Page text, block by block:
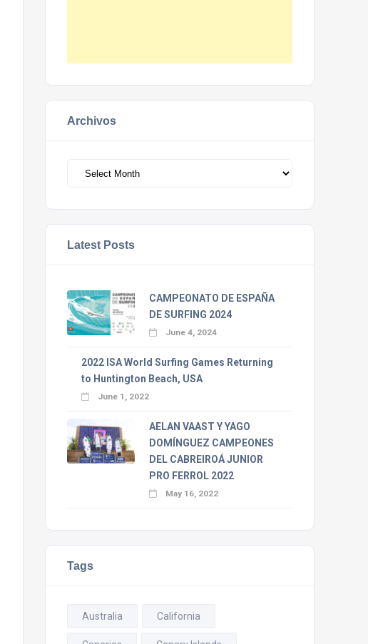
Archivos
Latest Posts
CAMPEONATO DE ESPAÑA
DE SURFING 2024
June 4, 2024
2022 ISA World Surfing Games Returning
to Huntington Beach, USA
June 1, 2022
AELAN VAAST Y YAGO
DOMÍNGUEZ CAMPEONES
DEL CABREIROÁ JUNIOR
PRO FERROL 2022
May 16, 2022
Tags
Australia California